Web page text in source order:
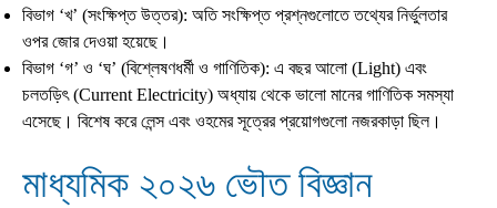
বিভাগ ‘খ’ (সংক্ষিপ্ত উত্তর): অতি সংক্ষিপ্ত প্রশ্নগুলোতে তথ্যের নির্ভুলতার
ওপর জোর দেওয়া হয়েছে।
বিভাগ ‘গ’ ও ‘ঘ’ (বিশ্লেষণধর্মী ও গাণিতিক): এ বছর আলো (Light) এবং
চলতড়িৎ (Current Electricity) অধ্যায় থেকে ভালো মানের গাণিতিক সমস্যা
এসেছে। বিশেষ করে লেন্স এবং ওহমের সূত্রের প্রয়োগগুলো নজরকাড়া ছিল।
মাধ্যমিক ২০২৬ ভৌত বিজ্ঞান